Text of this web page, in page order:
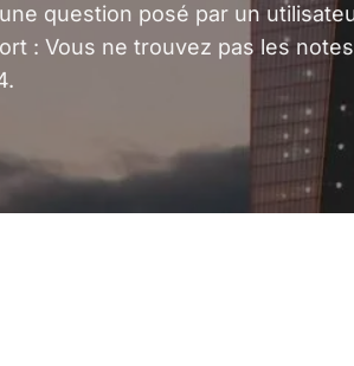
question posé par un
: Vous ne trouvez pas les